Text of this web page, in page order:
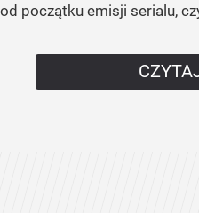
od początku emisji serialu,